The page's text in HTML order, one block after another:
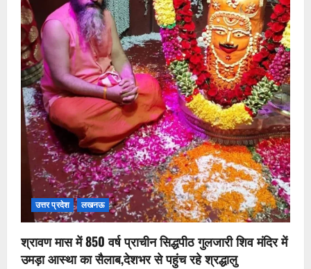
उत्तर प्रदेश लखनऊ
श्रावण मास में 850 वर्ष प्राचीन सिद्धपीठ गुलजारी शिव मंदिर में
उमड़ा आस्था का सैलाब,देशभर से पहुंच रहे श्रद्धालु